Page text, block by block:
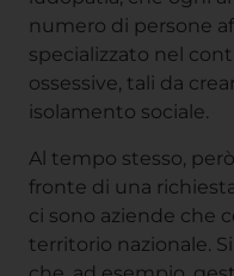
numero di persone
specializzato nel
ossessive, tali da
isolamento sociale.
Al tempo stesso,
fronte di una
ci sono aziende che
territorio nazionale.